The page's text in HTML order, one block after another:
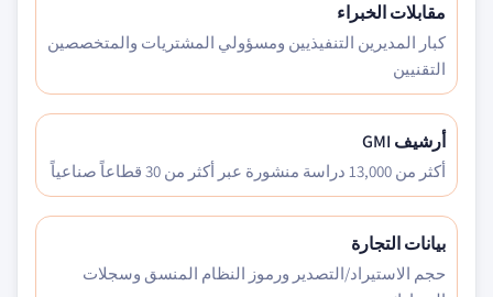
مقابلات الخبراء
كبار المديرين التنفيذيين ومسؤولي المشتريات والمتخصصين
التقنيين
أرشيف GMI
أكثر من 13,000 دراسة منشورة عبر أكثر من 30 قطاعاً صناعياً
بيانات التجارة
حجم الاستيراد/التصدير ورموز النظام المنسق وسجلات